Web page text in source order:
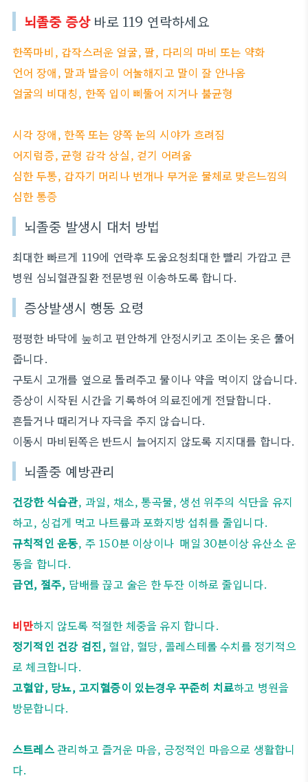
뇌졸중 증상바로 119 연락하세요
한쪽마비, 갑작스러운 얼굴, 팔, 다리의 마비 또는 약화
언어 장애, 말과 발음이 어눌해지고 말이 잘 안나옴
얼굴의 비대칭, 한쪽 입이 삐뚤어 지거나 불균형
시각 장애, 한쪽 또는 양쪽 눈의 시야가 흐려짐
어지럼증, 균형 감각 상실, 걷기 어려움
심한 두통, 갑자기 머리나 번개나 무거운 물체로 맞은느낌의
심한 통증
뇌졸중 발생시 대처 방법
최대한 빠르게 119에 연락후 도움요청최대한 빨리 가깝고 큰
병원 심뇌혈관질환 전문병원 이송하도록 합니다.
증상발생시 행동 요령
평평한 바닥에 눞히고 편안하게 안정시키고 조이는 옷은 풀어
줍니다.
구토시 고개를 옆으로 돌려주고 물이나 약을 먹이지 않습니다.
증상이 시작된 시간을 기록하여 의료진에게 전달합니다.
흔들거나 때리거나 자극을 주지 않습니다.
이동시 마비된쪽은 반드시 늘어지지 않도록 지지대를 합니다.
뇌졸중 예방관리
건강한 식습관, 과일, 채소, 통곡물, 생선 위주의 식단을 유지
하고, 싱겁게 먹고 나트륨과 포화지방 섭취를 줄입니다.
규칙적인 운동, 주 150분 이상이나 매일 30분이상 유산소 운
동을 합니다.
금연, 절주, 담배를 끊고 술은 한 두잔 이하로 줄입니다.
비만하지 않도록 적절한 체중을 유지 합니다.
정기적인 건강 검진, 혈압, 혈당, 콜레스테롤 수치를 정기적으
로 체크합니다.
고혈압, 당뇨, 고지혈증이 있는경우 꾸준히 치료하고 병원을
방문합니다.
스트레스관리하고 즐거운 마음, 긍정적인 마음으로 생활합니
다.